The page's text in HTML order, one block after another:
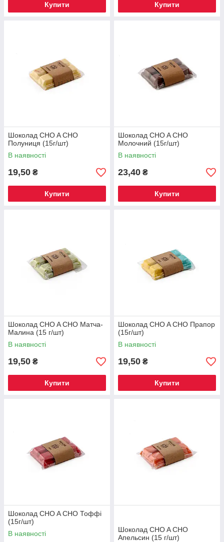
Купити Купити
Шоколад CHO A CHO
Полуниця (15г/шт)
В наявності
19,50 ₴
Купити
Шоколад CHO A CHO
Молочний (15г/шт)
В наявності
23,40 ₴
Купити
Шоколад CHO A CHO Матча-
Малина (15 г/шт)
В наявності
19,50 ₴
Купити
Шоколад CHO A CHO Прапор
(15г/шт)
В наявності
19,50 ₴
Купити
Шоколад CHO A CHO Тоффі
(15г/шт)
В наявності
Шоколад CHO A CHO
Апельсин (15 г/шт)